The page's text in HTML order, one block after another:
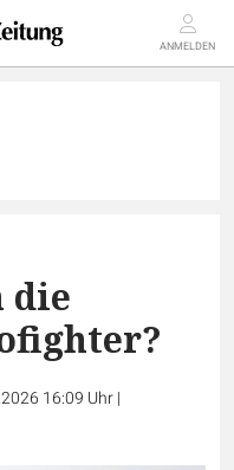
ANMELDEN
die
16:09 Uhr|